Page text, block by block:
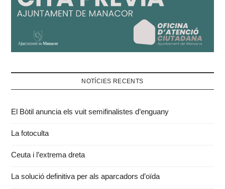
NOTÍCIES RECENTS
El Bòtil anuncia els vuit semifinalistes d’enguany
La fotoculta
Ceuta i l’extrema dreta
La solució definitiva per als aparcadors d’oïda